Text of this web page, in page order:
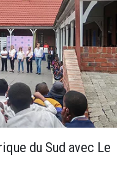
du Sud avec Le